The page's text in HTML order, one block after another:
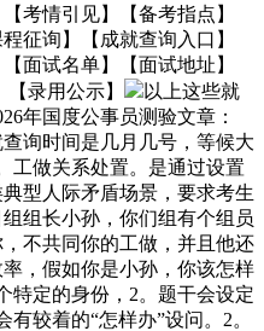
考情引见】【备考指点】
征询】【成就查询入口】
面试名单】【面试地址】
录用公示】
以上这些就
年国度公事员测验文章：
询时间是几月几号，等候大
工做关系处置。是通过设置
型人际矛盾场景，要求考生
组长小孙，你们组有个组员
不共同你的工做，并且他还
，假如你是小孙，你该怎样
特定的身份，2。题干会设定
较着的“怎样办”设问。2。